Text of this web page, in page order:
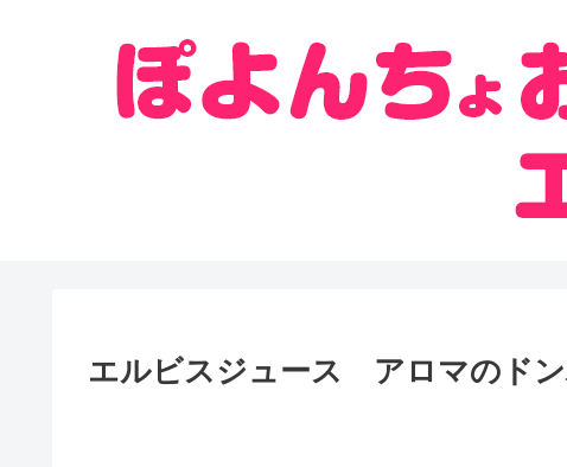
エルビスジュース アロマのドン